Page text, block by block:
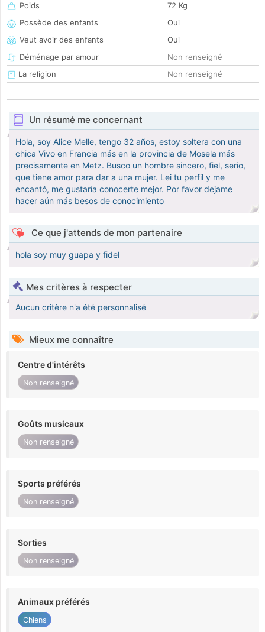
Poids
72 Kg
Possède des enfants
Oui
Veut avoir des enfants
Oui
Déménage par amour
Non renseigné
La religion
Non renseigné
Un résumé me concernant
Hola, soy Alice Melle, tengo 32 años, estoy soltera con una
chica Vivo en Francia más en la provincia de Mosela más
precisamente en Metz. Busco un hombre sincero, fiel, serio,
que tiene amor para dar a una mujer. Lei tu perfil y me
encantó, me gustaría conocerte mejor. Por favor dejame
hacer aún más besos de conocimiento
Ce que j'attends de mon partenaire
hola soy muy guapa y fidel
Mes critères à respecter
Aucun critère n'a été personnalisé
Mieux me connaître
Centre d'intérêts
Non renseigné
Goûts musicaux
Non renseigné
Sports préférés
Non renseigné
Sorties
Non renseigné
Animaux préférés
Chiens